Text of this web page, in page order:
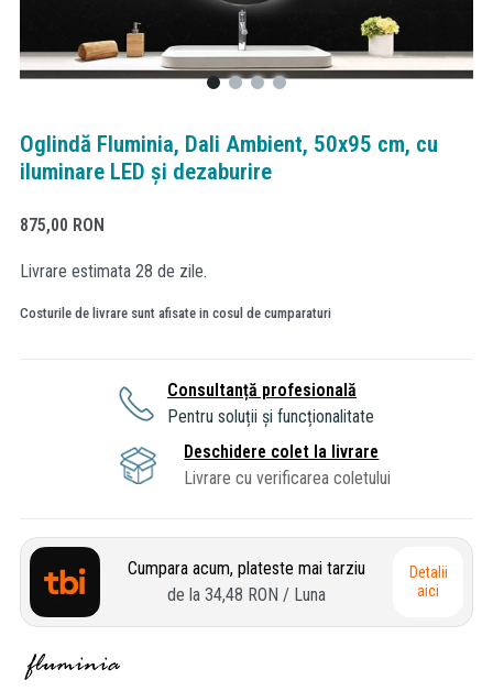
Oglindă Fluminia, Dali Ambient, 50x95 cm, cu
iluminare LED și dezaburire
875,00 RON
Livrare estimata 28 de zile.
Costurile de livrare sunt afisate in cosul de cumparaturi
Consultanță profesională
Pentru soluții și funcționalitate
Deschidere colet la livrare
Livrare cu verificarea coletului
Cumpara acum, plateste mai tarziu
de la 34,48 RON / Luna
Detalii
aici